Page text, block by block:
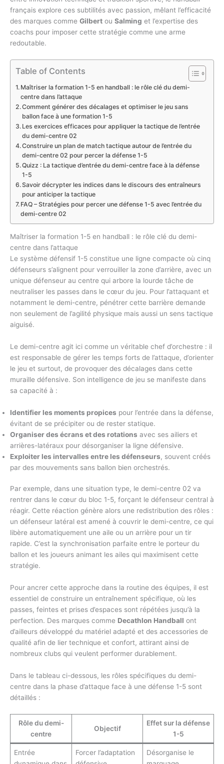
français explore ces subtilités avec passion, mêlant l’efficacité
des marques comme Gilbert ou Salming et l’expertise des
coachs pour imposer cette stratégie comme une arme
redoutable.
Table of Contents
Maîtriser la formation 1-5 en handball : le rôle clé du demi-
centre dans l’attaque
Comment générer des décalages et optimiser le jeu sans
ballon face à une formation 1-5
Les exercices efficaces pour appliquer la tactique de l’entrée
du demi-centre 02
Construire un plan de match tactique autour de l’entrée du
demi-centre 02 pour percer la défense 1-5
Quizz : La tactique d’entrée du demi-centre face à la défense
1-5
Savoir décrypter les indices dans le discours des entraîneurs
pour anticiper la tactique
FAQ – Stratégies pour percer une défense 1-5 avec l’entrée du
demi-centre 02
Maîtriser la formation 1-5 en handball : le rôle clé du demi-
centre dans l’attaque
Le système défensif 1-5 constitue une ligne compacte où cinq
défenseurs s’alignent pour verrouiller la zone d’arrière, avec un
unique défenseur au centre qui arbore la lourde tâche de
neutraliser les passes dans le cœur du jeu. Pour l’attaquant et
notamment le demi-centre, pénétrer cette barrière demande
non seulement de l’agilité physique mais aussi un sens tactique
aiguisé.
Le demi-centre agit ici comme un véritable chef d’orchestre : il
est responsable de gérer les temps forts de l’attaque, d’orienter
le jeu et surtout, de provoquer des décalages dans cette
muraille défensive. Son intelligence de jeu se manifeste dans
sa capacité à :
Identifier les moments propices pour l’entrée dans la défense,
évitant de se précipiter ou de rester statique.
Organiser des écrans et des rotations avec ses ailiers et
arrières-latéraux pour désorganiser la ligne défensive.
Exploiter les intervalles entre les défenseurs, souvent créés
par des mouvements sans ballon bien orchestrés.
Par exemple, dans une situation type, le demi-centre 02 va
rentrer dans le cœur du bloc 1-5, forçant le défenseur central à
réagir. Cette réaction génère alors une redistribution des rôles :
un défenseur latéral est amené à couvrir le demi-centre, ce qui
libère automatiquement une aile ou un arrière pour un tir
rapide. C’est la synchronisation parfaite entre le porteur du
ballon et les joueurs animant les ailes qui maximisent cette
stratégie.
Pour ancrer cette approche dans la routine des équipes, il est
essentiel de construire un entraînement spécifique, où les
passes, feintes et prises d’espaces sont répétées jusqu’à la
perfection. Des marques comme Decathlon Handball ont
d’ailleurs développé du matériel adapté et des accessories de
qualité afin de lier technique et confort, attirant ainsi de
nombreux clubs qui veulent performer durablement.
Dans le tableau ci-dessous, les rôles spécifiques du demi-
centre dans la phase d’attaque face à une défense 1-5 sont
détaillés :
Rôle du demi-
centre
Objectif
Effet sur la défense
1-5
Entrée
Forcer l’adaptation
Désorganise le